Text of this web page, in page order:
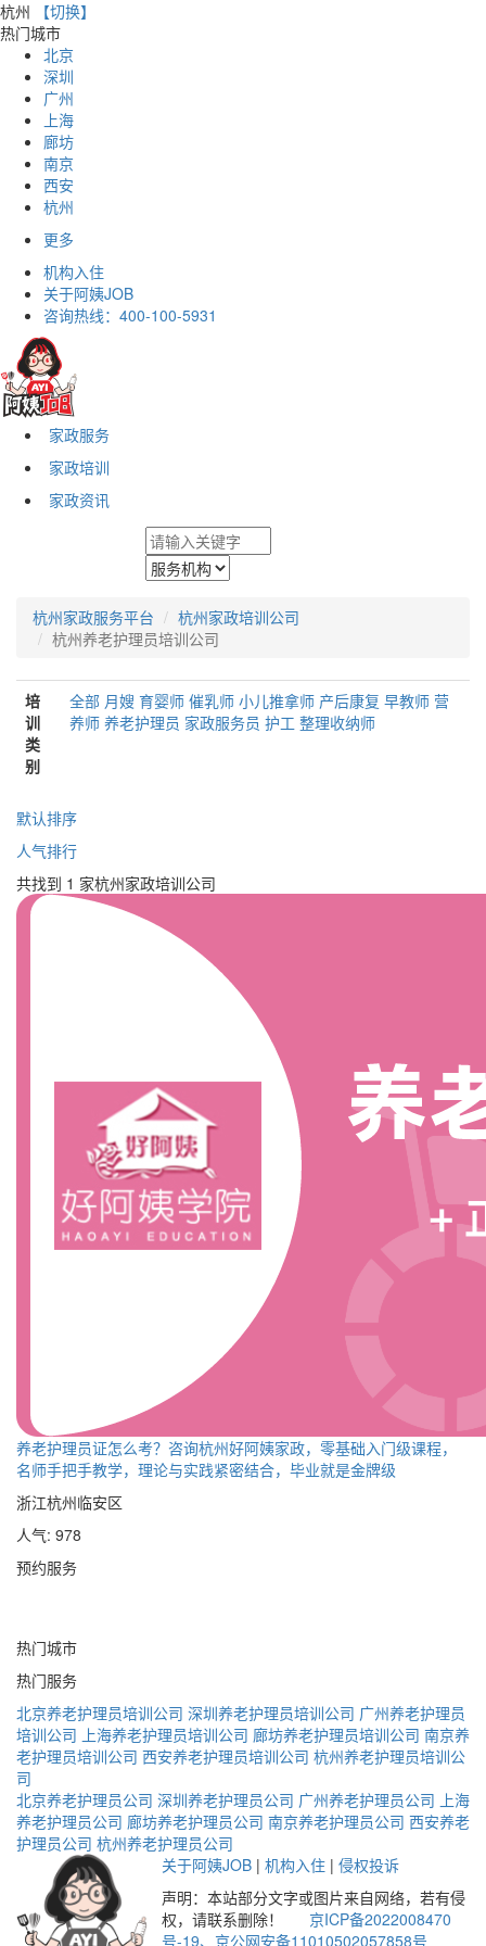
杭州
【切换】
热门城市
北京
深圳
广州
上海
廊坊
南京
西安
杭州
更多
机构入住
关于阿姨JOB
咨询热线： 400-100-5931
家政服务
家政培训
家政资讯
杭州家政服务平台
杭州家政培训公司
杭州养老护理员培训公司
培
训
类
别
全部 月嫂 育婴师 催乳师 小儿推拿师 产后康复 早教师 营
养师 养老护理员 家政服务员 护工 整理收纳师
默认排序
人气排行
共找到 1 家杭州家政培训公司
养老护理员证怎么考？咨询杭州好阿姨家政，零基础入门级课程，
名师手把手教学，理论与实践紧密结合，毕业就是金牌级
浙江杭州临安区
人气: 978
预约服务
热门城市
热门服务
北京养老护理员培训公司 深圳养老护理员培训公司 广州养老护理员
培训公司 上海养老护理员培训公司 廊坊养老护理员培训公司 南京养
老护理员培训公司 西安养老护理员培训公司 杭州养老护理员培训公
司
北京养老护理员公司 深圳养老护理员公司 广州养老护理员公司 上海
养老护理员公司 廊坊养老护理员公司 南京养老护理员公司 西安养老
护理员公司 杭州养老护理员公司
关于阿姨JOB | 机构入住 | 侵权投诉
声明：本站部分文字或图片来自网络，若有侵
权，请联系删除！ 京ICP备2022008470
号-19、 京公网安备11010502057858号